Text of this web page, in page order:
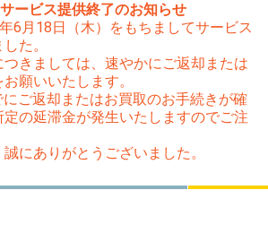
ービス提供終了のお知らせ
6月18日（木）をもちましてサービス
た。
きましては、速やかにご返却または
願いいたします。
ご返却またはお買取のお手続きが確
の延滞金が発生いたしますのでご注
にありがとうございました。